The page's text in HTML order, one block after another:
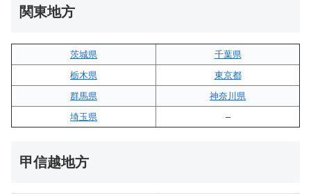
関東地方
茨城県
千葉県
栃木県
東京都
群馬県
神奈川県
埼玉県
–
甲信越地方